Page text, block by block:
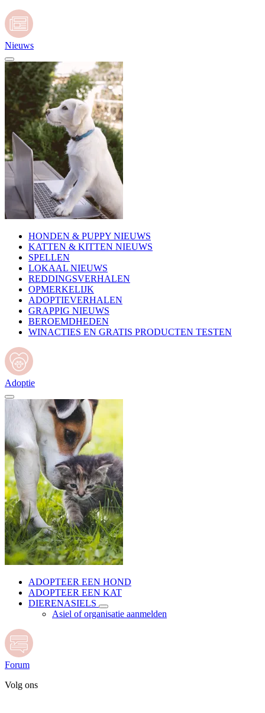
Nieuws
HONDEN & PUPPY NIEUWS
KATTEN & KITTEN NIEUWS
SPELLEN
LOKAAL NIEUWS
REDDINGSVERHALEN
OPMERKELIJK
ADOPTIEVERHALEN
GRAPPIG NIEUWS
BEROEMDHEDEN
WINACTIES EN GRATIS PRODUCTEN TESTEN
Adoptie
ADOPTEER EEN HOND
ADOPTEER EEN KAT
DIERENASIELS
Asiel of organisatie aanmelden
Forum
Volg ons